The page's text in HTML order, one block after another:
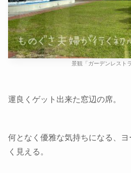
景観「ガーデンレスト
運良くゲット出来た窓辺の席。
何となく優雅な気持ちになる、
く見える。